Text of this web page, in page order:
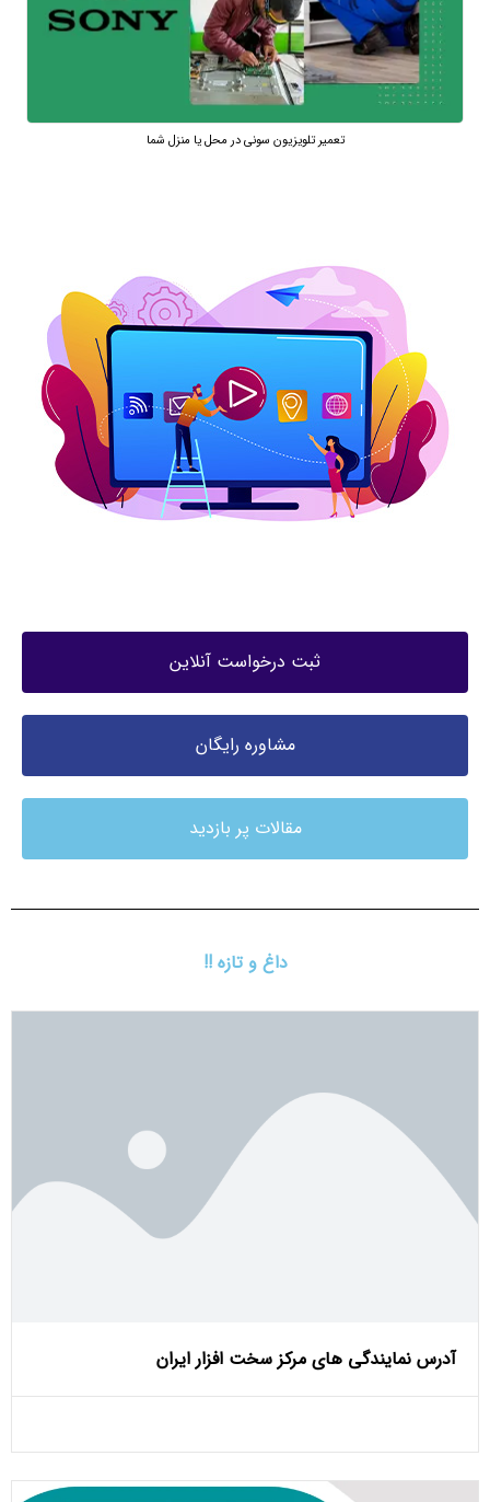
تعمیر تلویزیون سونی در محل یا منزل شما
ثبت درخواست آنلاین
مشاوره رایگان
مقالات پر بازدید
داغ و تازه !!
آدرس نمایندگی های مرکز سخت افزار ایران